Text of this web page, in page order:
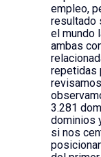
empleo,
resultado
el mundo
ambas
repetidas
3.281
dominios
si nos